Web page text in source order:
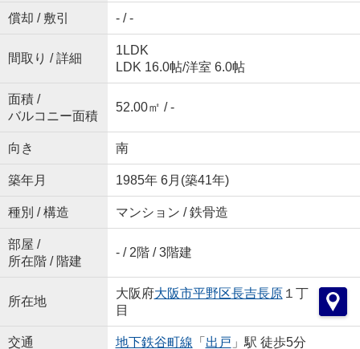
償却 / 敷引 - / -
間取り / 詳細
1LDK
LDK 16.0帖/洋室 6.0帖
面積 /
バルコニー面積
52.00㎡ / -
向き 南
築年月 1985年 6月(築41年)
種別 / 構造 マンション / 鉄骨造
部屋 /
所在階 / 階建
- / 2階 / 3階建
所在地
大阪府大阪市平野区長吉長原１丁
目
交通 地下鉄谷町線 「 出戸 」駅 徒歩5分